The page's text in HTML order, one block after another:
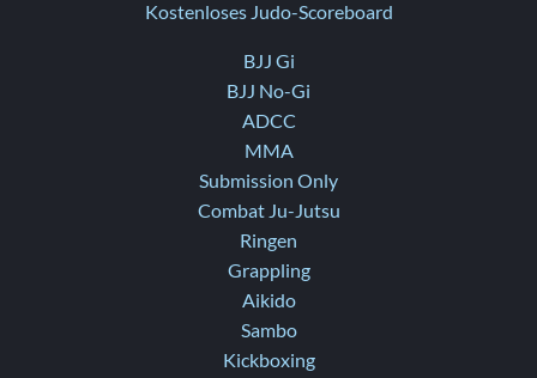
Kostenloses Judo-Scoreboard
BJJ Gi
BJJ No-Gi
ADCC
MMA
Submission Only
Combat Ju-Jutsu
Ringen
Grappling
Aikido
Sambo
Kickboxing